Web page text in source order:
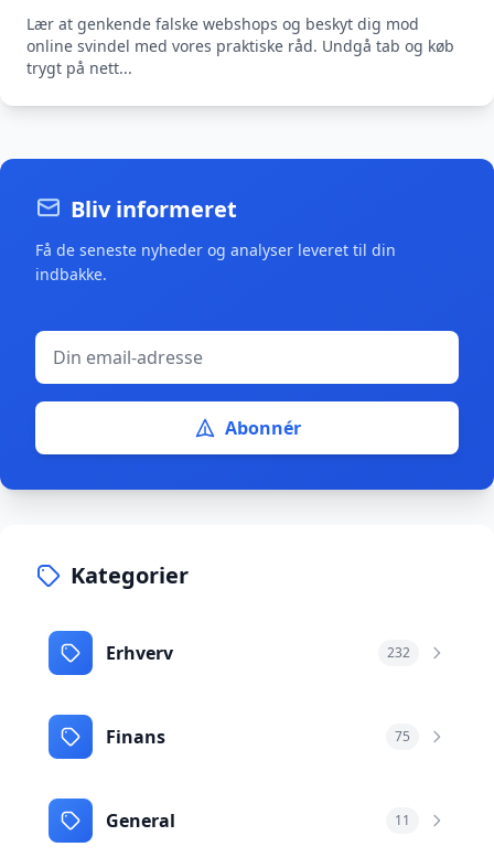
Lær at genkende falske webshops og beskyt dig mod
online svindel med vores praktiske råd. Undgå tab og køb
trygt på nett...
Bliv informeret
Få de seneste nyheder og analyser leveret til din
indbakke.
Abonnér
Kategorier
Erhverv 232
Finans 75
General 11